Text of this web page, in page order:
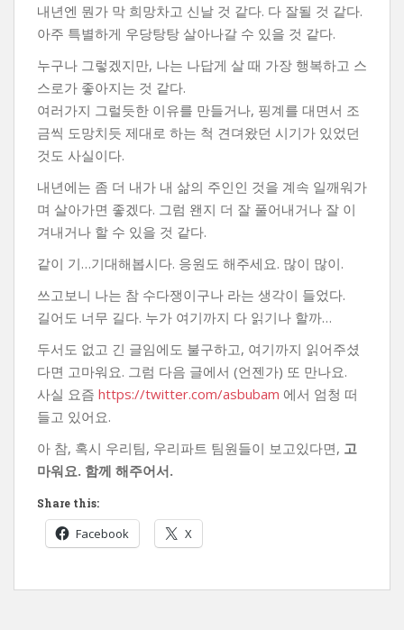
내년엔 뭔가 막 희망차고 신날 것 같다. 다 잘될 것 같다.
아주 특별하게 우당탕탕 살아나갈 수 있을 것 같다.
누구나 그렇겠지만, 나는 나답게 살 때 가장 행복하고 스
스로가 좋아지는 것 같다.
여러가지 그럴듯한 이유를 만들거나, 핑계를 대면서 조
금씩 도망치듯 제대로 하는 척 견뎌왔던 시기가 있었던
것도 사실이다.
내년에는 좀 더 내가 내 삶의 주인인 것을 계속 일깨워가
며 살아가면 좋겠다. 그럼 왠지 더 잘 풀어내거나 잘 이
겨내거나 할 수 있을 것 같다.
같이 기…기대해봅시다. 응원도 해주세요. 많이 많이.
쓰고보니 나는 참 수다쟁이구나 라는 생각이 들었다.
길어도 너무 길다. 누가 여기까지 다 읽기나 할까…
두서도 없고 긴 글임에도 불구하고, 여기까지 읽어주셨
다면 고마워요. 그럼 다음 글에서 (언젠가) 또 만나요.
사실 요즘 https://twitter.com/asbubam 에서 엄청 떠
들고 있어요.
아 참, 혹시 우리팀, 우리파트 팀원들이 보고있다면, 고
마워요. 함께 해주어서.
Share this:
Facebook X